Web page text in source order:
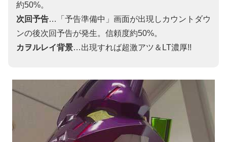
約50%。
次回予告…「予告準備中」画面が出現しカウントダウ
ンの後次回予告が発生。信頼度約50%。
カヲルレイ背景…出現すれば超激アツ＆LT濃厚!!